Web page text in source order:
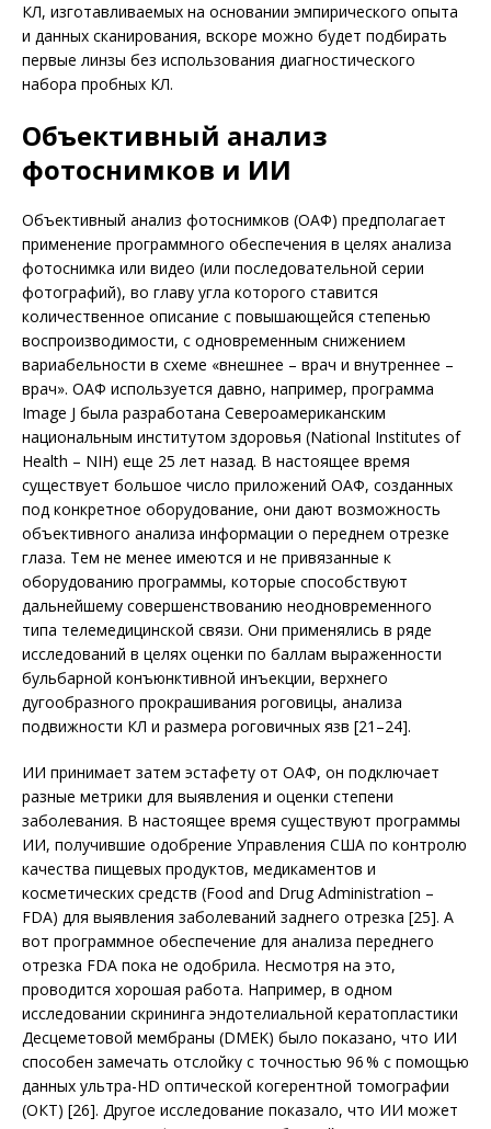
КЛ, изготавливаемых на основании эмпирического опыта
и данных сканирования, вскоре можно будет подбирать
первые линзы без использования диагностического
набора пробных КЛ.
Объективный анализ
фотоснимков и ИИ
Объективный анализ фотоснимков (ОАФ) предполагает
применение программного обеспечения в целях анализа
фотоснимка или видео (или последовательной серии
фотографий), во главу угла которого ставится
количественное описание с повышающейся степенью
воспроизводимости, с одновременным снижением
вариабельности в схеме «внешнее – врач и внутреннее –
врач». ОАФ используется давно, например, программа
Image J была разработана Североамериканским
национальным институтом здоровья (National Institutes of
Health – NIH) еще 25 лет назад. В настоящее время
существует большое число приложений ОАФ, созданных
под конкретное оборудование, они дают возможность
объективного анализа информации о переднем отрезке
глаза. Тем не менее имеются и не привязанные к
оборудованию программы, которые способствуют
дальнейшему совершенствованию неодновременного
типа телемедицинской связи. Они применялись в ряде
исследований в целях оценки по баллам выраженности
бульбарной конъюнктивной инъекции, верхнего
дугообразного прокрашивания роговицы, анализа
подвижности КЛ и размера роговичных язв [21–24].
ИИ принимает затем эстафету от ОАФ, он подключает
разные метрики для выявления и оценки степени
заболевания. В настоящее время существуют программы
ИИ, получившие одобрение Управления США по контролю
качества пищевых продуктов, медикаментов и
косметических средств (Food and Drug Administration –
FDA) для выявления заболеваний заднего отрезка [25]. А
вот программное обеспечение для анализа переднего
отрезка FDA пока не одобрила. Несмотря на это,
проводится хорошая работа. Например, в одном
исследовании скрининга эндотелиальной кератопластики
Десцеметовой мембраны (DMEK) было показано, что ИИ
способен замечать отслойку с точностью 96 % с помощью
данных ультра-HD оптической когерентной томографии
(ОКТ) [26]. Другое исследование показало, что ИИ может